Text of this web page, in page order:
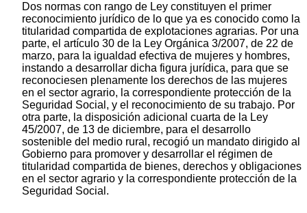
Dos normas con rango de Ley constituyen el primer
reconocimiento jurídico de lo que ya es conocido como la
titularidad compartida de explotaciones agrarias. Por una
parte, el artículo 30 de la Ley Orgánica 3/2007, de 22 de
marzo, para la igualdad efectiva de mujeres y hombres,
instando a desarrollar dicha figura jurídica, para que se
reconociesen plenamente los derechos de las mujeres
en el sector agrario, la correspondiente protección de la
Seguridad Social, y el reconocimiento de su trabajo. Por
otra parte, la disposición adicional cuarta de la Ley
45/2007, de 13 de diciembre, para el desarrollo
sostenible del medio rural, recogió un mandato dirigido al
Gobierno para promover y desarrollar el régimen de
titularidad compartida de bienes, derechos y obligaciones
en el sector agrario y la correspondiente protección de la
Seguridad Social.